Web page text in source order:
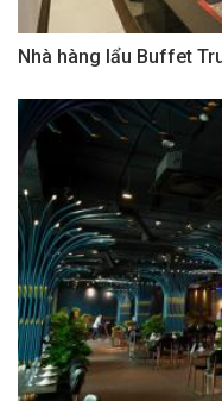
Nhà hàng lẩu Buffet